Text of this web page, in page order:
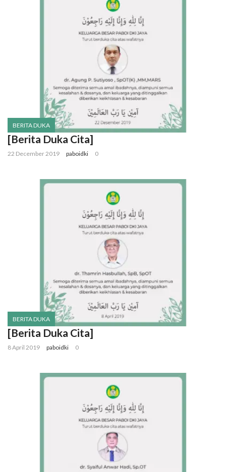
BERITA DUKA
[Berita Duka Cita]
22 December 2019 paboidki 0
BERITA DUKA
[Berita Duka Cita]
8 April 2019 paboidki 0